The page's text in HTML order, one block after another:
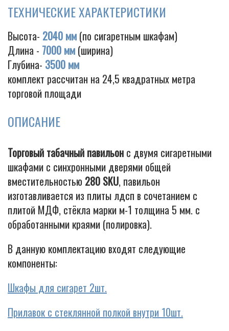
Cigarette
ТЕХНИЧЕСКИЕ ХАРАКТЕРИСТИКИ
Высота- 2040 мм (по сигаретным шкафам)
Длина - 7000 мм (ширина)
Глубина- 3500 мм
комплект рассчитан на 24,5 квадратных метра
торговой площади
ОПИСАНИЕ
Торговый табачный павильон с двумя сигаретными
шкафами с синхронными дверями общей
вместительностью 280 SKU, павильон
изготавливается из плиты лдсп в сочетанием с
плитой МДФ, стёкла марки м-1 толщина 5 мм. с
обработанными краями (полировка).
В данную комплектацию входят следующие
компоненты:
Шкафы для сигарет 2шт.
Прилавок с стеклянной полкой внутри 10шт.